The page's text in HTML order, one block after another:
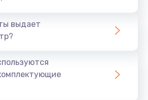
417 руб.
выдает